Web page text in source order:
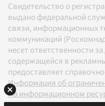
Свидетельство о
выдано федеральной
связи, информационных
коммуникаций
несет ответственности
содержащейся в
предоставляет
Информация об
На информационном